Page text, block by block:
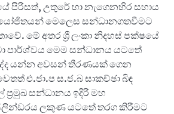
පිරිසත්, උතුරේ හා නැගෙනහිර සහාය
මෙලෙස සන්ධානගතවීමට
මේ අතර ශ්‍රී ලංකා නිදහස් පක්ෂයේ
පාර්ශ්වය මෙම සන්ධානය යටතේ
යන්න අවසන් තීරණයක් ගෙන
එ.ජා.ප ස.ජ.බ සාකච්ඡා බිඳ
සන්ධානය ඉදිරි මහ
ලකුණ යටතේ තරග කිරීමට